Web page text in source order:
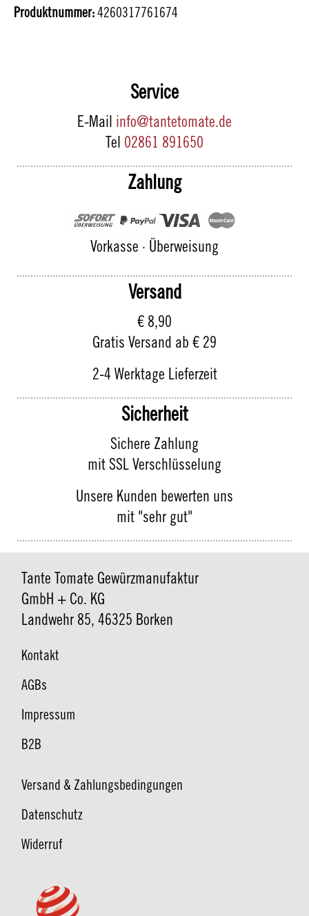
Produktnummer: 4260317761674
Service
E-Mail info@tantetomate.de
Tel 02861 891650
Zahlung
Vorkasse · Überweisung
Versand
€ 8,90
Gratis Versand ab € 29
2-4 Werktage Lieferzeit
Sicherheit
Sichere Zahlung
mit SSL Verschlüsselung
Unsere Kunden bewerten uns
mit "sehr gut"
Tante Tomate Gewürzmanufaktur
GmbH + Co. KG
Landwehr 85, 46325 Borken
Kontakt
AGBs
Impressum
B2B
Versand & Zahlungsbedingungen
Datenschutz
Widerruf